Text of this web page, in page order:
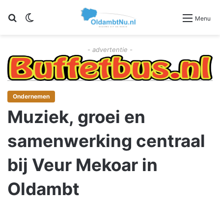
Zoeken Menu
- advertentie -
Ondernemen
Muziek, groei en
samenwerking centraal
bij Veur Mekoar in
Oldambt